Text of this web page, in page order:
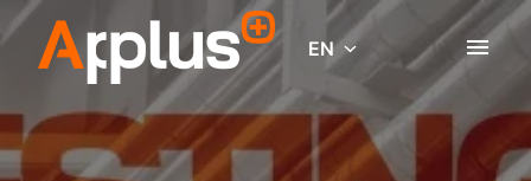
Skip
to
contentHomepage EN